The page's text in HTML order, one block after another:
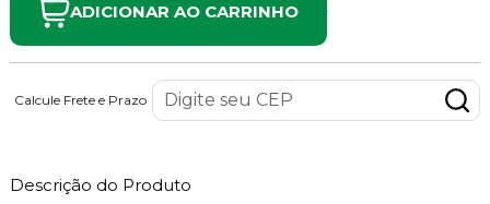
ADICIONAR AO CARRINHO
Calcule Frete e Prazo
Descrição do Produto